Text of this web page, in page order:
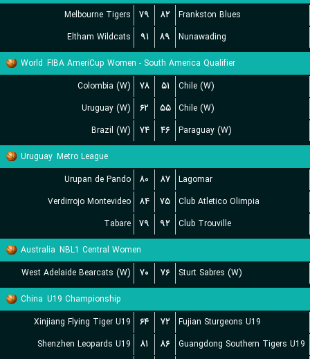
Melbourne Tigers
۷۹ ۸۲
Frankston Blues
Eltham Wildcats
۹۱ ۸۹
Nunawading
World FIBA AmeriCup Women - South America Qualifier
Colombia (W)
۷۸ ۵۱
Chile (W)
Uruguay (W)
۶۲ ۵۵
Chile (W)
Brazil (W)
۷۴ ۴۶
Paraguay (W)
Uruguay Metro League
Urupan de Pando
۸۰ ۸۷
Lagomar
Verdirrojo Montevideo
۸۴ ۷۵
Club Atletico Olimpia
Tabare
۷۹ ۹۲
Club Trouville
Australia NBL1 Central Women
West Adelaide Bearcats (W)
۷۰ ۷۶
Sturt Sabres (W)
China U19 Championship
Xinjiang Flying Tiger U19
۶۴ ۷۲
Fujian Sturgeons U19
Shenzhen Leopards U19
۸۱ ۸۶
Guangdong Southern Tigers U19